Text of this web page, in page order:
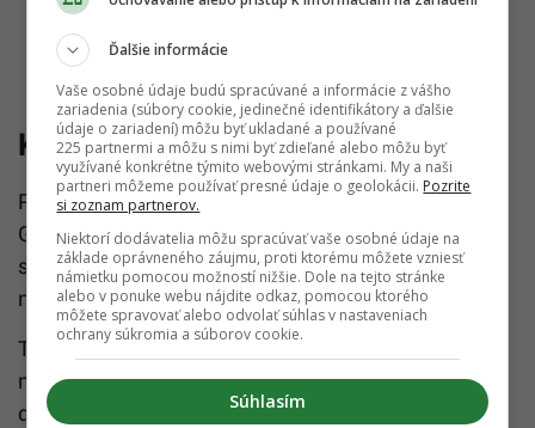
Kontrola pôvodu zostáva náročná
Podobný názor vyjadril aj zástupca španielskej
Guardia Civil Agustín David Domínguez. Podľa jeho
slov sa pôvod samotných zbraní často určuje ťažko,
no muníciu je možné sledovať jednoduchšie.
Tagesschau zároveň upozorňuje, že tieto tvrdenia
nie je možné nezávisle overiť. Odborníci však
dlhodobo poukazujú na problém chýbajúcich
Ďalšie informácie
Vaše osobné údaje budú spracúvané a informácie z vášho
zariadenia (súbory cookie, jedinečné identifikátory a ďalšie
údaje o zariadení) môžu byť ukladané a používané
225 partnermi a môžu s nimi byť zdieľané alebo môžu byť
využívané konkrétne týmito webovými stránkami. My a naši
partneri môžeme používať presné údaje o geolokácii. Pozrite
si zoznam partnerov.
Niektorí dodávatelia môžu spracúvať vaše osobné údaje na
základe oprávneného záujmu, proti ktorému môžete vzniesť
námietku pomocou možností nižšie. Dole na tejto stránke
alebo v ponuke webu nájdite odkaz, pomocou ktorého
môžete spravovať alebo odvolať súhlas v nastaveniach
ochrany súkromia a súborov cookie.
Súhlasím